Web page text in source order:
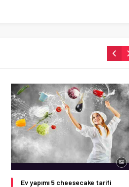
Ev yapımı 5 cheesecake tarifi